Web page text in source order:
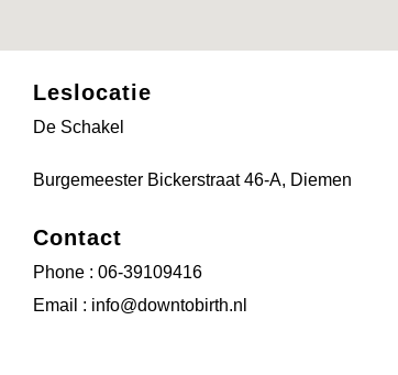
Leslocatie
De Schakel
Burgemeester Bickerstraat 46-A, Diemen
Contact
Phone : 06-39109416
Email : info@downtobirth.nl